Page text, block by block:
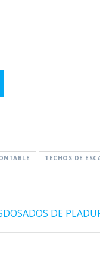
TECHOS DE
DE